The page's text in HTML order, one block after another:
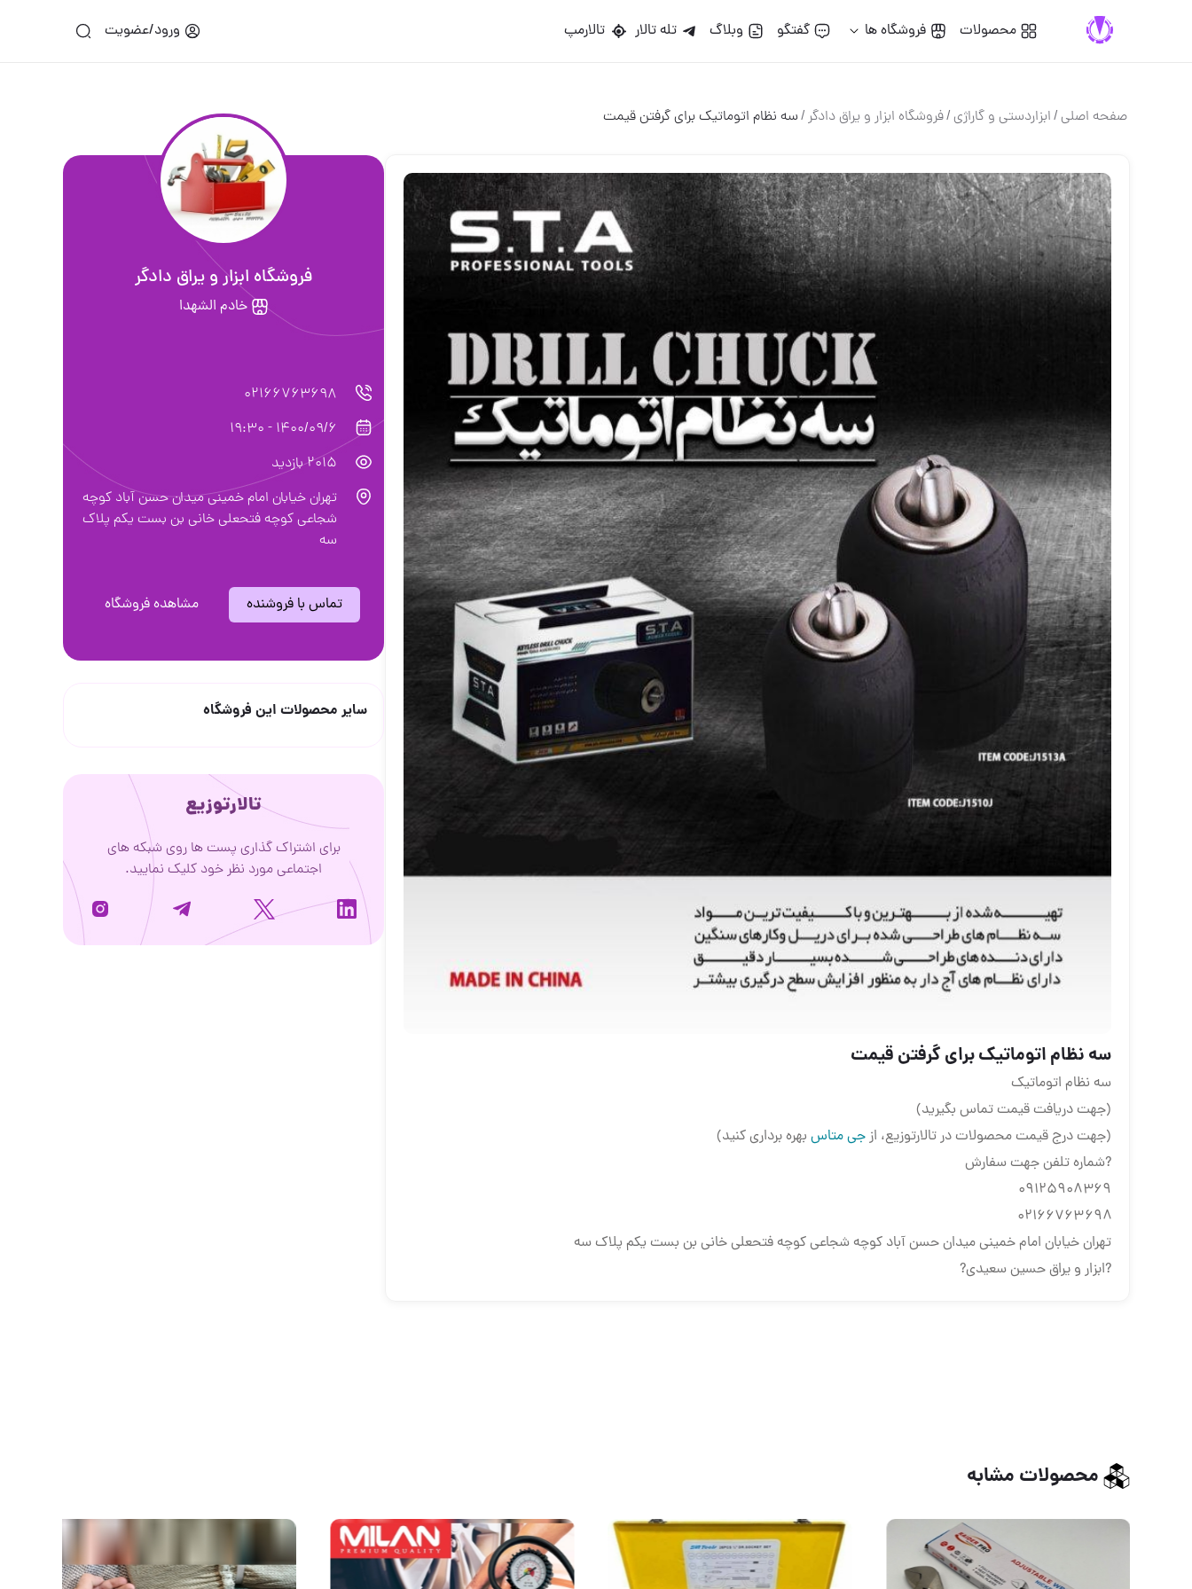
محصولات فروشگاه ها گفتگو وبلاگ تله تالار تالارمپ ورود/عضویت
صفحه اصلی/ابزاردستی و گاراژی/فروشگاه ابزار و یراق دادگر/سه نظام اتوماتیک برای گرفتن قیمت
سه نظام اتوماتیک برای گرفتن قیمت
سه نظام اتوماتیک
(جهت دریافت قیمت تماس بگیرید)
(جهت درج قیمت محصولات در تالارتوزیع، ازجی متاس بهره برداری کنید)
?شماره تلفن جهت سفارش
۰۹۱۲۵۹۰۸۳۶۹
۰۲۱۶۶۷۶۳۶۹۸
تهران خیابان امام خمینی میدان حسن آباد کوچه شجاعی کوچه فتحعلی خانی بن بست یکم پلاک سه
?ابزار و یراق حسین سعیدی?
فروشگاه ابزار و یراق دادگر
خادم الشهدا
02166763698
1400/09/6 - 19:30
2015 بازدید
تهران خیابان امام خمینی میدان حسن آباد کوچه
شجاعی کوچه فتحعلی خانی بن بست یکم پلاک
سه
تماس با فروشنده مشاهده فروشگاه
سایر محصولات این فروشگاه
تالارتوزیع
برای اشتراک گذاری پست ها روی شبکه های
اجتماعی مورد نظر خود کلیک نمایید.
محصولات مشابه